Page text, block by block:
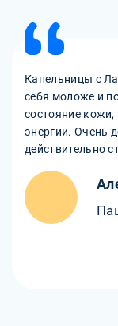
Капельницы с
себя моложе и
состояние
энергии. Очень
действительно